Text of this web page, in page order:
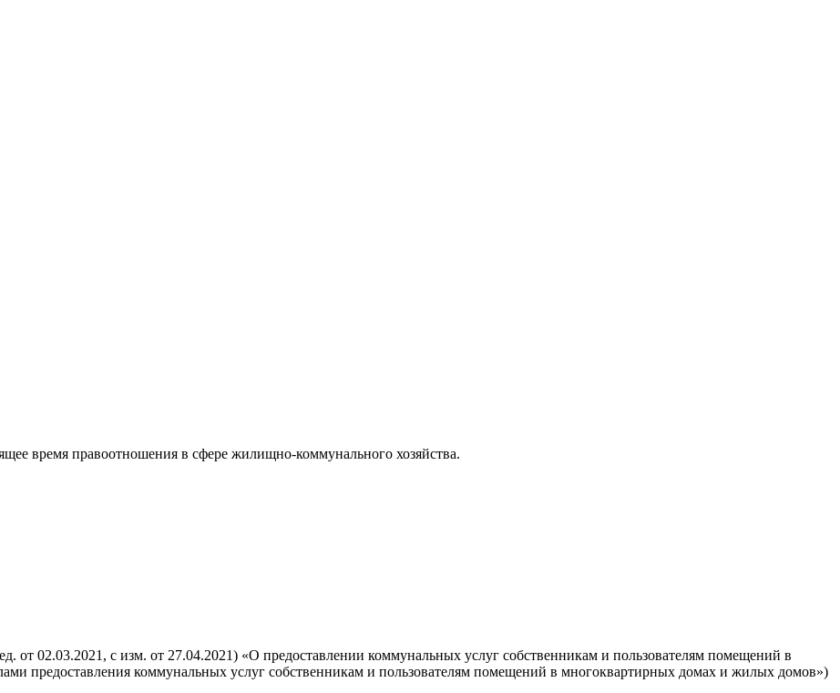
время правоотношения в сфере жилищно-коммунального хозяйства.
от 02.03.2021, с изм. от 27.04.2021) «О предоставлении коммунальных услуг собственникам и пользователям помещений в
предоставления коммунальных услуг собственникам и пользователям помещений в многоквартирных домах и жилых домов»)